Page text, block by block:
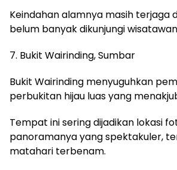
Keindahan alamnya masih terjaga
belum banyak dikunjungi
7. Bukit Wairinding, Sumbar
Bukit Wairinding menyuguhkan
perbukitan hijau luas yang
Tempat ini sering dijadikan lokasi
panoramanya yang spektakuler,
matahari terbenam.